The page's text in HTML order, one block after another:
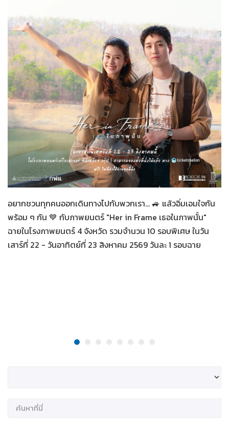
07-08-2569
Her in Frame เธอในภาพนั้น
อยากชวนทุกคนออกเดินทางไปกับพวกเรา... 🚙 แล้วอิ่มเอมใจกัน
พร้อม ๆ กัน 💙 กับภาพยนตร์ "Her in Frame เธอในภาพนั้น"
ฉายในโรงภาพยนตร์ 4 จังหวัด รวมจำนวน 10 รอบพิเศษ ในวัน
เสาร์ที่ 22 - วันอาทิตย์ที่ 23 สิงหาคม 2569 วันละ 1 รอบฉาย